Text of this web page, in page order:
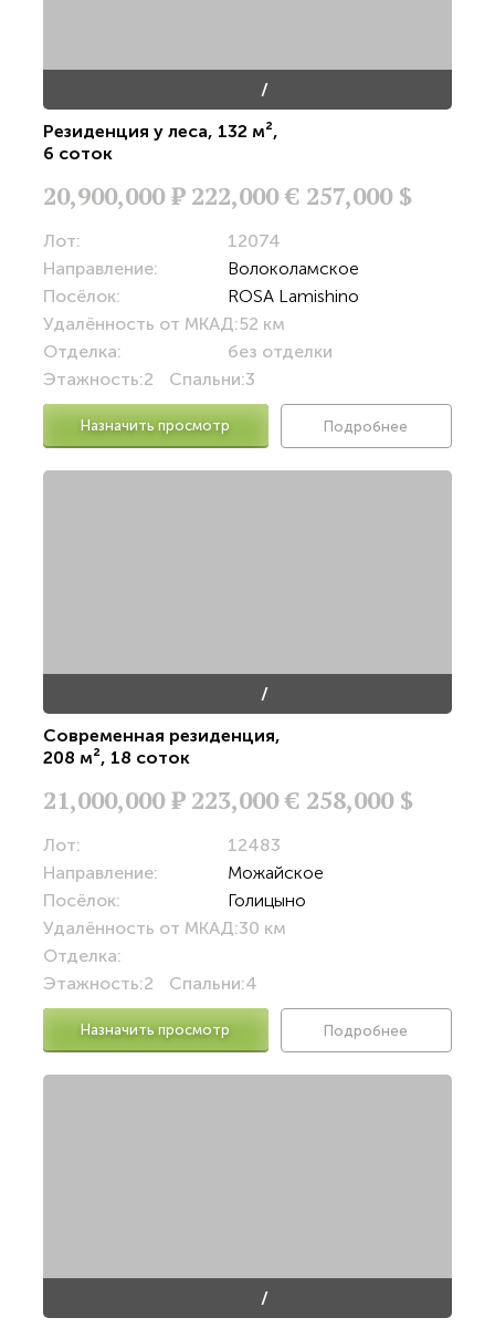
/
Резиденция у леса, 132 м²,
6 соток
20,900,000Р 222,000 € 257,000 $
Лот:
12074
Направление:
Волоколамское
Посёлок:
ROSA Lamishino
Удалённость от МКАД:52 км
Отделка:
без отделки
Этажность:2 Спальни:3
Назначить просмотр Подробнее
/
Современная резиденция,
208 м², 18 соток
21,000,000Р 223,000 € 258,000 $
Лот:
12483
Направление:
Можайское
Посёлок:
Голицыно
Удалённость от МКАД:30 км
Отделка:
Этажность:2 Спальни:4
Назначить просмотр Подробнее
/